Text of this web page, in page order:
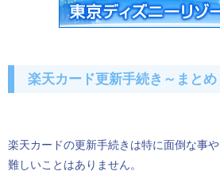
楽天カード更新手続き～まとめ
楽天カードの更新手続きは特に面倒な事や
難しいことはありません。